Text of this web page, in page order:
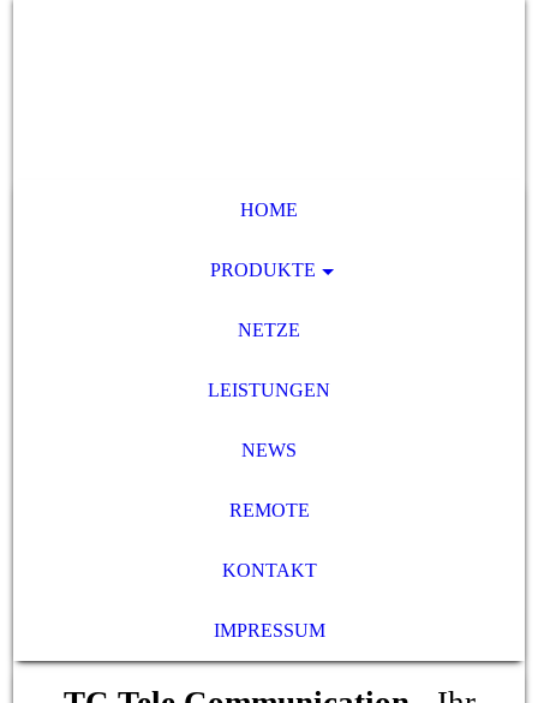
HOME
PRODUKTE
NETZE
LEISTUNGEN
NEWS
REMOTE
KONTAKT
IMPRESSUM